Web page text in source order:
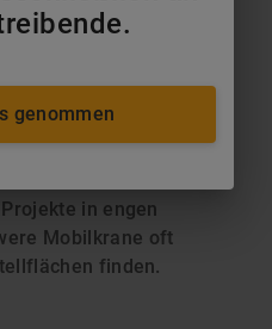
aufgrund
präzise in den
sie zudem
bei
in engen
Mobilkrane oft
finden.
genommen